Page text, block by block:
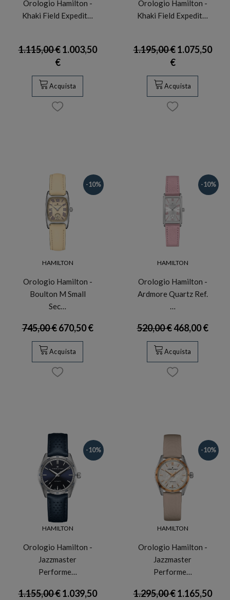
Orologio Hamilton -
Khaki Field Expedit…
1.115,00 €1.003,50
€
Acquista
Orologio Hamilton -
Khaki Field Expedit…
1.195,00 €1.075,50
€
Acquista
-10%
HAMILTON
Orologio Hamilton -
Boulton M Small
Sec…
745,00 €670,50 €
Acquista
-10%
HAMILTON
Orologio Hamilton -
Ardmore Quartz Ref.
…
520,00 €468,00 €
Acquista
-10%
HAMILTON
Orologio Hamilton -
Jazzmaster
Performe…
1.155,00 €1.039,50
-10%
HAMILTON
Orologio Hamilton -
Jazzmaster
Performe…
1.295,00 €1.165,50